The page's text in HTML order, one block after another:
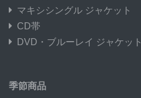
マキシシングル ジャケット
CD帯
DVD・ブルーレイ ジャケット
季節商品